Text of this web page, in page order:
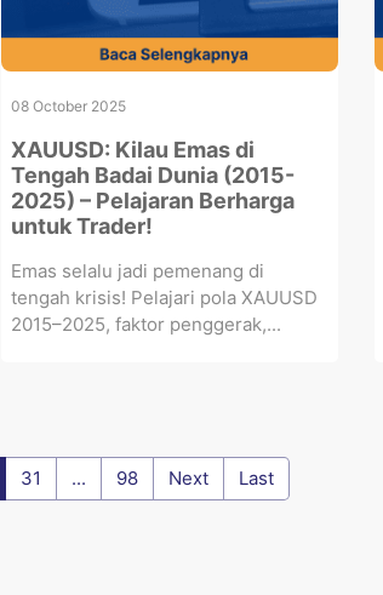
08 October 2025
XAUUSD: Kilau Emas di
Tengah Badai Dunia (2015-
2025) – Pelajaran Berharga
untuk Trader!
Emas selalu jadi pemenang di
tengah krisis! Pelajari pola XAUUSD
2015–2025, faktor penggerak,...
31 ... 98 Next Last